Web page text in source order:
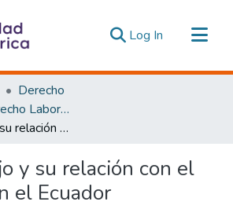
Log In (current)
Derecho
Maestría en Derecho Laboral y Seguridad Social
El teletrabajo y su relación con el buen vivir en el Ecuador
y su relación con el
el Ecuador